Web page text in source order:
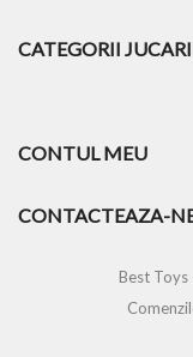
CATEGORII
CONTUL MEU
CONTACTEAZA-
Best Toys